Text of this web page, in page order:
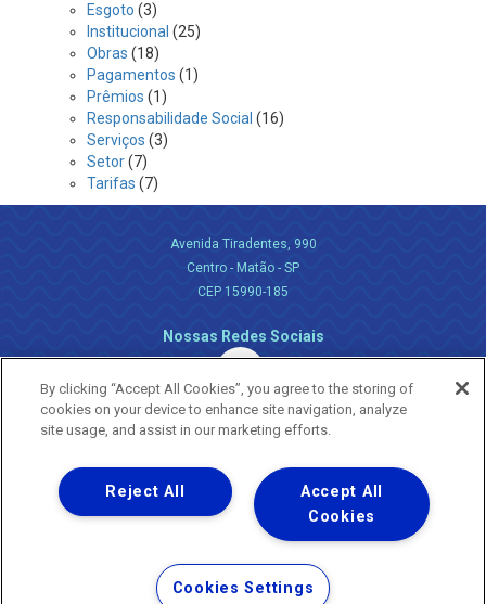
Esgoto (3)
Institucional (25)
Obras (18)
Pagamentos (1)
Prêmios (1)
Responsabilidade Social (16)
Serviços (3)
Setor(7)
Tarifas (7)
Avenida Tiradentes, 990
Centro - Matão - SP
CEP 15990-185
Nossas Redes Sociais
Uma empresa
Copyright ® 2026 - Todos os Direitos Reservados.
Nossa natureza movimenta a vida
Termos Gerais de Uso de Sites e Aplicativos
By clicking “Accept All Cookies”, you agree to the storing of
cookies on your device to enhance site navigation, analyze
site usage, and assist in our marketing efforts.
Accept All
Cookies
Reject All
Cookies Settings